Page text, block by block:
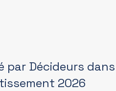
par Décideurs dans
2026